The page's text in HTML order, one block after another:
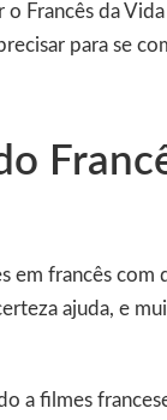
Francês da
para se
em francês com
ajuda, e
a filmes